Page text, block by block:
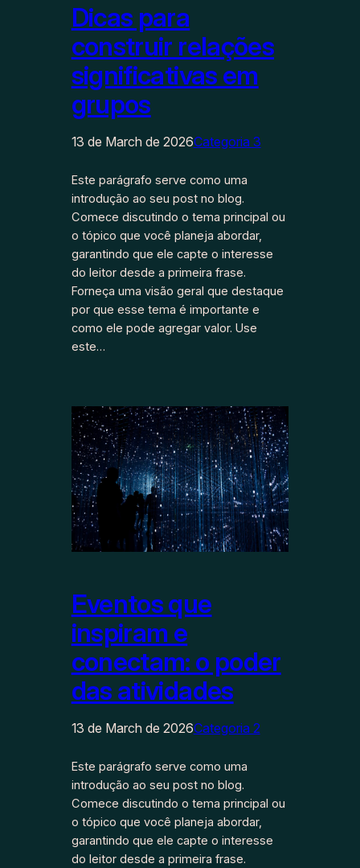
Dicas para
construir relações
significativas em
grupos
13 de March de 2026Categoria 3
Este parágrafo serve como uma
introdução ao seu post no blog.
Comece discutindo o tema principal ou
o tópico que você planeja abordar,
garantindo que ele capte o interesse
do leitor desde a primeira frase.
Forneça uma visão geral que destaque
por que esse tema é importante e
como ele pode agregar valor. Use
este…
Eventos que
inspiram e
conectam: o poder
das atividades
13 de March de 2026Categoria 2
Este parágrafo serve como uma
introdução ao seu post no blog.
Comece discutindo o tema principal ou
o tópico que você planeja abordar,
garantindo que ele capte o interesse
do leitor desde a primeira frase.